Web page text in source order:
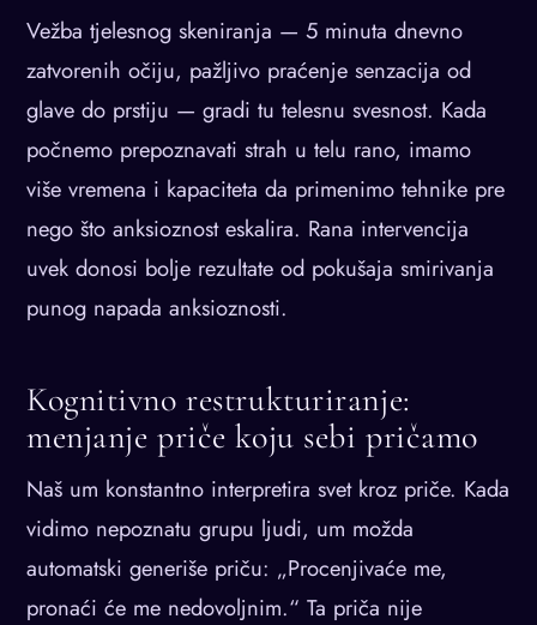
Vežba tjelesnog skeniranja — 5 minuta dnevno
zatvorenih očiju, pažljivo praćenje senzacija od
glave do prstiju — gradi tu telesnu svesnost. Kada
počnemo prepoznavati strah u telu rano, imamo
više vremena i kapaciteta da primenimo tehnike pre
nego što anksioznost eskalira. Rana intervencija
uvek donosi bolje rezultate od pokušaja smirivanja
punog napada anksioznosti.
Kognitivno restrukturiranje:
menjanje priče koju sebi pričamo
Naš um konstantno interpretira svet kroz priče. Kada
vidimo nepoznatu grupu ljudi, um možda
automatski generiše priču: „Procenjivaće me,
pronaći će me nedovoljnim.“ Ta priča nije